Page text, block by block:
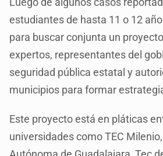
estudiantes de hasta 11 o 12
para buscar conjunta un
expertos, representantes del
seguridad pública estatal y
municipios para formar
Este proyecto está en pláticas
universidades como TEC